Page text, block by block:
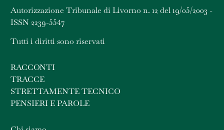
Autorizzazione Tribunale di Livorno n. 12 del 19/05/2003 -
ISSN 2239-5547
Tutti i diritti sono riservati
RACCONTI
TRACCE
STRETTAMENTE TECNICO
PENSIERI E PAROLE